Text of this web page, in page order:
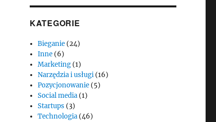
KATEGORIE
Bieganie (24)
Inne (6)
Marketing (1)
Narzędzia i usługi (16)
Pozycjonowanie (5)
Social media (1)
Startups (3)
Technologia (46)